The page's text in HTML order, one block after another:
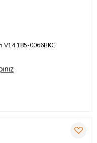
V14 185-0066BKG